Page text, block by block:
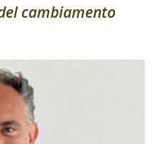
cambiamento